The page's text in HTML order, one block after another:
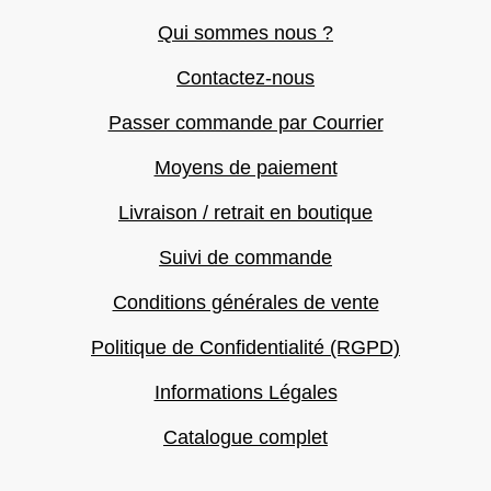
Qui sommes nous ?
Contactez-nous
Passer commande par Courrier
Moyens de paiement
Livraison / retrait en boutique
Suivi de commande
Conditions générales de vente
Politique de Confidentialité (RGPD)
Informations Légales
Catalogue complet